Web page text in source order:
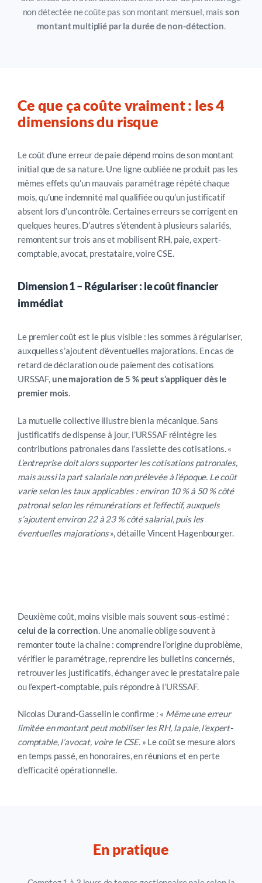
non détectée ne coûte pas son montant mensuel, mais son
montant multiplié par la durée de non-détection.
Ce que ça coûte vraiment : les 4
dimensions du risque
Le coût d’une erreur de paie dépend moins de son montant
initial que de sa nature. Une ligne oubliée ne produit pas les
mêmes effets qu’un mauvais paramétrage répété chaque
mois, qu’une indemnité mal qualifiée ou qu’un justificatif
absent lors d’un contrôle. Certaines erreurs se corrigent en
quelques heures. D’autres s’étendent à plusieurs salariés,
remontent sur trois ans et mobilisent RH, paie, expert-
comptable, avocat, prestataire, voire CSE.
Dimension 1 – Régulariser : le coût financier
immédiat
Le premier coût est le plus visible : les sommes à régulariser,
auxquelles s’ajoutent d’éventuelles majorations. En cas de
retard de déclaration ou de paiement des cotisations
URSSAF,une majoration de 5 % peut s’appliquer dès le
premier mois.
La mutuelle collective illustre bien la mécanique. Sans
justificatifs de dispense à jour, l’URSSAF réintègre les
contributions patronales dans l’assiette des cotisations. «
L’entreprise doit alors supporter les cotisations patronales,
mais aussi la part salariale non prélevée à l’époque. Le coût
varie selon les taux applicables : environ 10 % à 50 % côté
patronal selon les rémunérations et l’effectif, auxquels
s’ajoutent environ 22 à 23 % côté salarial, puis les
éventuelles majorations», détaille Vincent Hagenbourger.
Deuxième coût, moins visible mais souvent sous-estimé :
celui de la correction . Une anomalie oblige souvent à
remonter toute la chaîne : comprendre l’origine du problème,
vérifier le paramétrage, reprendre les bulletins concernés,
retrouver les justificatifs, échanger avec le prestataire paie
ou l’expert-comptable, puis répondre à l’URSSAF.
Nicolas Durand-Gasselin le confirme : « Même une erreur
limitée en montant peut mobiliser les RH, la paie, l’expert-
comptable, l’avocat, voire le CSE. » Le coût se mesure alors
en temps passé, en honoraires, en réunions et en perte
d’efficacité opérationnelle.
En pratique